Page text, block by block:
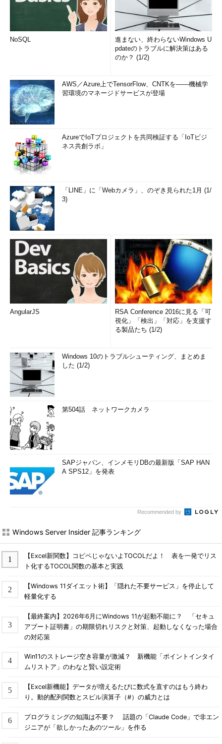
NoSQL
進まない、終わらないWindows U
pdateのトラブルに解決策はある
のか？ (1/2)
AWS／Azure上でTensorFlow、CNTKを――機械学
習環境のマネージドサービスが登場
AzureでIoTプロジェクトを共同検証する「IoTビジ
ネス共創ラボ」
「LINE」に「Webカメラ」、のぞき見られた1月 (1/
3)
AngularJS
RSA Conference 2016に見る「可
視化」「検出」「対応」を支援す
る製品たち (1/2)
Windows 10のトラブルシューティング、まとめま
した (1/2)
第504話 ネットワークカメラ
SAPジャパン、インメモリDBの最新版「SAP HAN
A SPS12」を発表
Recommended by
Windows Server Insider 記事ランキング
【Excel新関数】コピペじゃないよTOCOLだよ！ 表を一発でリス
ト化するTOCOL関数の基本と実践
【Windows 11ダイエット術】「隠れた不要サービス」を停止して
軽量化する
【最終案内】2026年6月にWindows 11が起動不能に？ 「セキュ
アブート証明書」の期限切れリスクと対策、起動しなくなった場合
の対応策
Win11のストレージ空き容量が激減？ 新機能「ポイントインタイ
ムリストア」のわなと賢い設定術
【Excel新機能】データが増えるたびに数式を直すのはもう終わ
り。動的配列関数とスピル演算子（#）の威力とは
プログラミングの知識は不要？ 話題の「Claude Code」で非エン
ジニアが「欲しかったあのツール」を作る